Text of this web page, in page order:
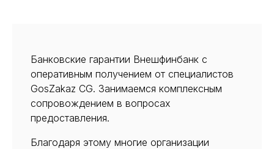
Банковские гарантии Внешфинбанк с
оперативным получением от специалистов
GosZakaz CG. Занимаемся комплексным
сопровождением в вопросах
предоставления.
Благодаря этому многие организации